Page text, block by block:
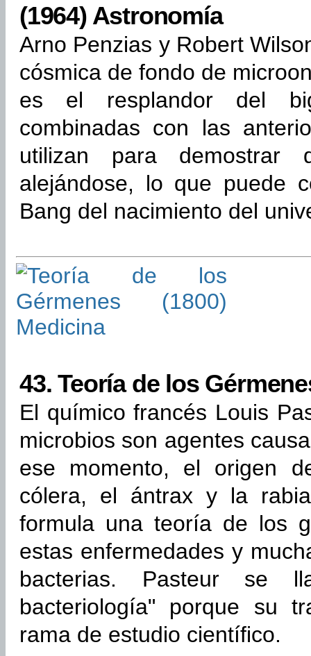
(1964) Astronomía
Arno Penzias y Robert
cósmica de fondo de
es el resplandor del
combinadas con las
utilizan para demostrar
alejándose, lo que puede
Bang del nacimiento del
43. Teoría de los
El químico francés Louis
microbios son agentes
ese momento, el origen
cólera, el ántrax y la
formula una teoría de los
estas enfermedades y
bacterias. Pasteur se
bacteriología" porque su
rama de estudio científico.